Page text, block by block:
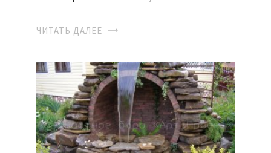
ЧИТАТЬ ДАЛЕЕ